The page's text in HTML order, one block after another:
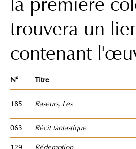
trouvera un
contenant
N° Titre
185 Raseurs, Les
063 Récit fantastique